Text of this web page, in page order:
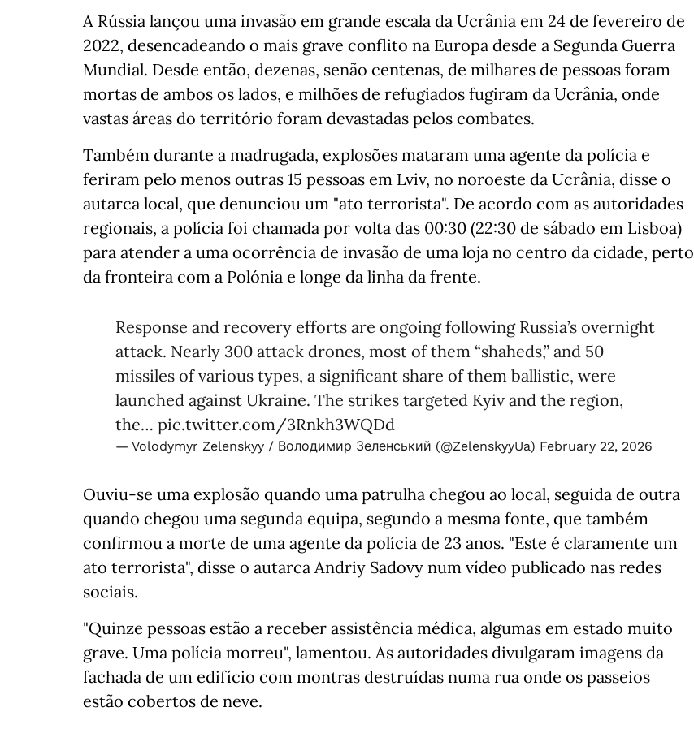
A Rússia lançou uma invasão em grande escala da Ucrânia em 24 de fevereiro de
2022, desencadeando o mais grave conflito na Europa desde a Segunda Guerra
Mundial. Desde então, dezenas, senão centenas, de milhares de pessoas foram
mortas de ambos os lados, e milhões de refugiados fugiram da Ucrânia, onde
vastas áreas do território foram devastadas pelos combates.
Também durante a madrugada, explosões mataram uma agente da polícia e
feriram pelo menos outras 15 pessoas em Lviv, no noroeste da Ucrânia, disse o
autarca local, que denunciou um "ato terrorista". De acordo com as autoridades
regionais, a polícia foi chamada por volta das 00:30 (22:30 de sábado em Lisboa)
para atender a uma ocorrência de invasão de uma loja no centro da cidade, perto
da fronteira com a Polónia e longe da linha da frente.
Response and recovery efforts are ongoing following Russia’s overnight
attack. Nearly 300 attack drones, most of them “shaheds,” and 50
missiles of various types, a significant share of them ballistic, were
launched against Ukraine. The strikes targeted Kyiv and the region,
the… pic.twitter.com/3Rnkh3WQDd
— Volodymyr Zelenskyy / Володимир Зеленський (@ZelenskyyUa) February 22, 2026
Ouviu-se uma explosão quando uma patrulha chegou ao local, seguida de outra
quando chegou uma segunda equipa, segundo a mesma fonte, que também
confirmou a morte de uma agente da polícia de 23 anos. "Este é claramente um
ato terrorista", disse o autarca Andriy Sadovy num vídeo publicado nas redes
sociais.
"Quinze pessoas estão a receber assistência médica, algumas em estado muito
grave. Uma polícia morreu", lamentou. As autoridades divulgaram imagens da
fachada de um edifício com montras destruídas numa rua onde os passeios
estão cobertos de neve.